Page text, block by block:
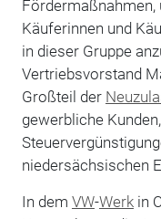
Fördermaßnahmen,
Käuferinnen und
in dieser Gruppe
Vertriebsvorstand
Großteil der
gewerbliche
niedersächsischen
In dem VW-Werkin